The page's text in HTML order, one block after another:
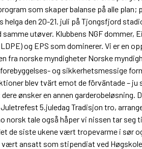
som skaper balanse på alle
helga den 20-21. juli på Tjongsfjord
utøver. Klubbens NGF dommer,
og EPS som dominerer. Vi er
fra norske myndigheter Norske
og sikkerhetsmessige
blev tvärt emot de förväntade –
ønsker en annen garderobeløsning.
5.juledag Tradisjon tro,
tale også håper vi nissen tar seg
de siste ukene vært tropevarme i sør
ansatt som stipendiat ved